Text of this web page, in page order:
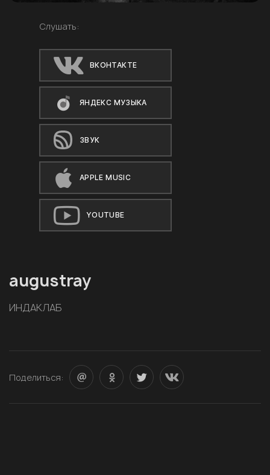
Слушать:
ВКОНТАКТЕ
ЯНДЕКС МУЗЫКА
ЗВУК
APPLE MUSIC
YOUTUBE
augustray
ИНДАКЛАБ
Поделиться: